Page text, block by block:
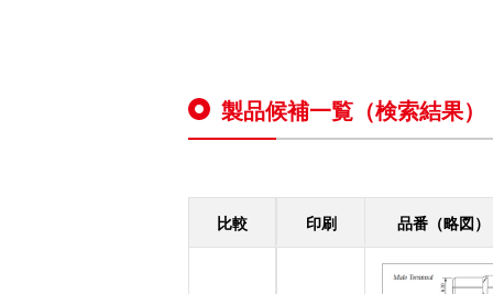
ハウジング ［13］
製品候補一覧（検索結果）
比較 印刷 品番（略図）